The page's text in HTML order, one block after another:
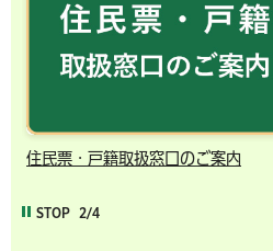
住民票・戸籍取扱窓口のご案内
STOP 2/4